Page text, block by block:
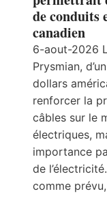
de conduits
canadien
6-aout-2026
Prysmian,
dollars
renforcer la
câbles sur le
électriques,
importance
de
comme